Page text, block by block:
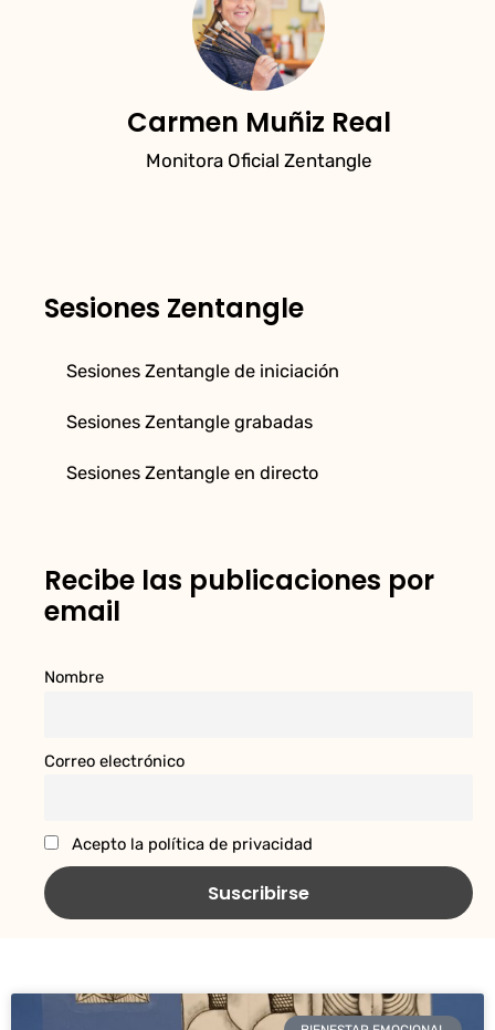
Carmen Muñiz Real
Monitora Oficial Zentangle
Sesiones Zentangle
Sesiones Zentangle de iniciación
Sesiones Zentangle grabadas
Sesiones Zentangle en directo
Recibe las publicaciones por
email
Nombre
Correo electrónico
Acepto la política de privacidad